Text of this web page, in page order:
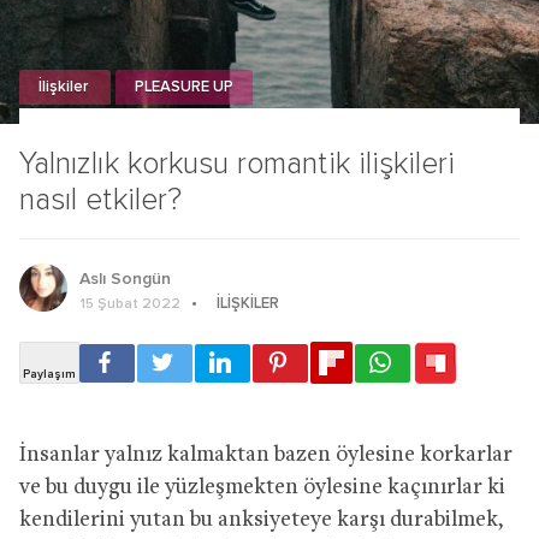
Yalnızlık korkusu romantik ilişkileri
nasıl etkiler?
İlişkiler PLEASURE UP
Aslı Songün
15 Şubat 2022 İLIŞKILER
İnsanlar yalnız kalmaktan bazen öylesine korkarlar
ve bu duygu ile yüzleşmekten öylesine kaçınırlar ki
kendilerini yutan bu anksiyeteye karşı durabilmek,